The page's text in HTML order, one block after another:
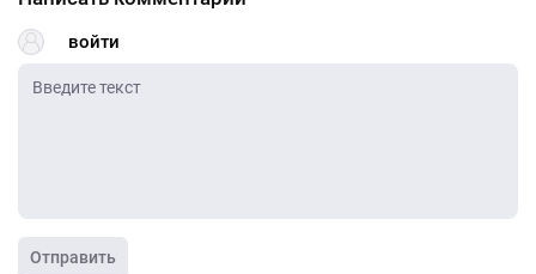
войти
Отправить